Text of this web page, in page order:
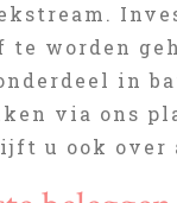
worden
in
via ons
u ook over